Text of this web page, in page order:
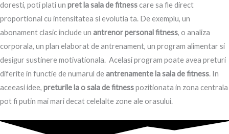
doresti, poti plati un pret la sala de fitnesscare sa fie direct
proportional cu intensitatea si evolutia ta. De exemplu, un
abonament clasic include un antrenor personal fitness, o analiza
corporala, un plan elaborat de antrenament, un program alimentar si
desigur sustinere motivationala. Acelasi program poate avea preturi
diferite in functie de numarul deantrenamente la sala de fitness. In
aceeasi idee, preturile la o sala de fitnesspozitionata in zona centrala
pot fi putin mai mari decat celelalte zone ale orasului.